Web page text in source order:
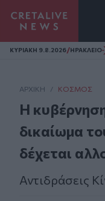
Homepage
ΚΥΡΙΑΚΗ 9.8.2026/ΗΡΑΚΛΕΙΟ
ΑΡΧΙΚΗ / ΚΌΣΜΟΣ
Η
δικαίωμα
δέχεται
Αντιδράσεις